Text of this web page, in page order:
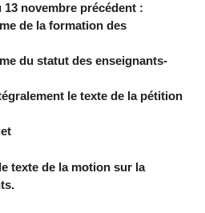
13 novembre précédent :
de la formation des
du statut des enseignants-
le texte de la pétition
texte de la motion sur la